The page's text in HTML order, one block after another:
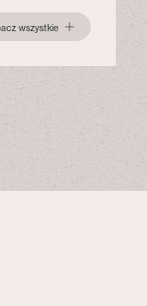
wszystkie